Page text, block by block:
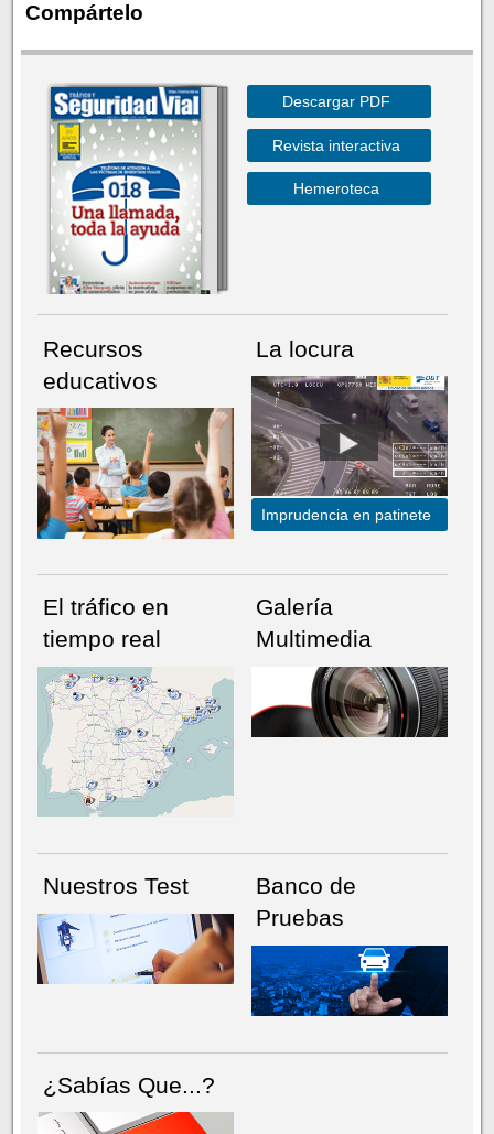
Compártelo
NÚMERO ACTUALHEMEROTECA
Descargar PDF
Revista interactiva
Hemeroteca
Recursos
educativos
La locura
Imprudencia en patinete
El tráfico en
tiempo real
Galería
Multimedia
Nuestros Test
Banco de
Pruebas
¿Sabías Que...?